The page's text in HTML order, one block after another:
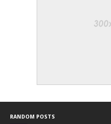
RANDOM POSTS